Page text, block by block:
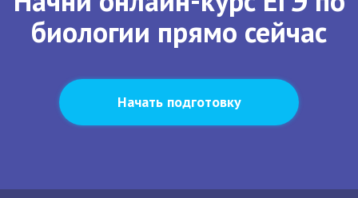
биологии прямо сейчас
Начать подготовку